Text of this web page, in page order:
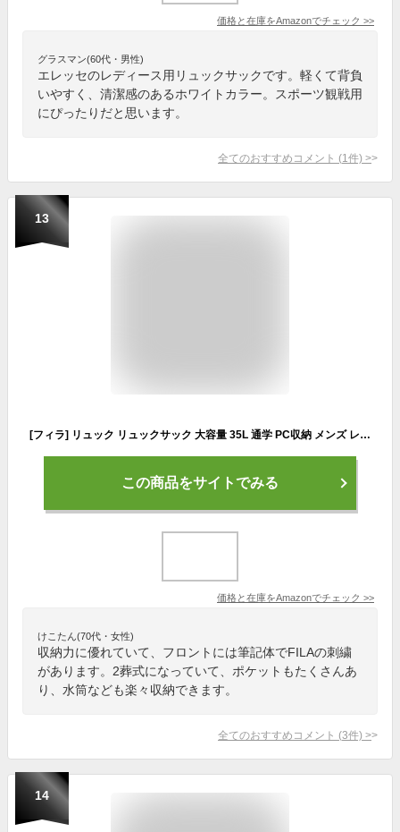
価格と在庫をAmazonでチェック >>
グラスマン(60代・男性)
エレッセのレディース用リュックサックです。軽くて背負
いやすく、清潔感のあるホワイトカラー。スポーツ観戦用
にぴったりだと思います。
全てのおすすめコメント (1 件) >
13
[フィラ] リュック リュックサック 大容量 35L 通学 PC収納 メンズ レディース 男女兼用 FM2321 ブラック FREE
この商品をサイトでみる
価格と在庫をAmazonでチェック >>
けこたん(70代・女性)
収納力に優れていて、フロントには筆記体でFILAの刺繍
があります。2葬式になっていて、ポケットもたくさんあ
り、水筒なども楽々収納できます。
全てのおすすめコメント (3件) >
14